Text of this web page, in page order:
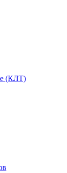
(КЛТ)